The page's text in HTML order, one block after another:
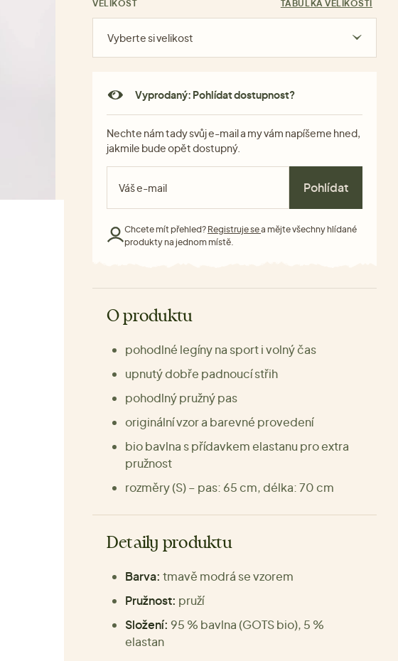
VELIKOST TABULKA VELIKOSTÍ
Vyberte si velikost
Vyprodaný: Pohlídat dostupnost?
Nechte nám tady svůj e-mail a my vám napíšeme hned,
jakmile bude opět dostupný.
Pohlídat
Chcete mít přehled? Registruje sea mějte všechny hlídané
produkty na jednom místě.
O produktu
pohodlné legíny na sport i volný čas
upnutý dobře padnoucí střih
pohodlný pružný pas
originální vzor a barevné provedení
bio bavlna s přídavkem elastanu pro extra
pružnost
rozměry (S) – pas: 65 cm, délka: 70 cm
Detaily produktu
Barva: tmavě modrá se vzorem
Pružnost: pruží
Složení: 95 % bavlna (GOTS bio), 5 %
elastan